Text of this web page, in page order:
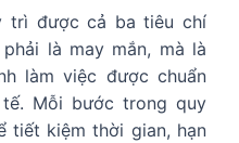
trì được cả ba tiêu chí
là may mắn, mà là
làm việc được chuẩn
Mỗi bước trong quy
tiết kiệm thời gian, hạn